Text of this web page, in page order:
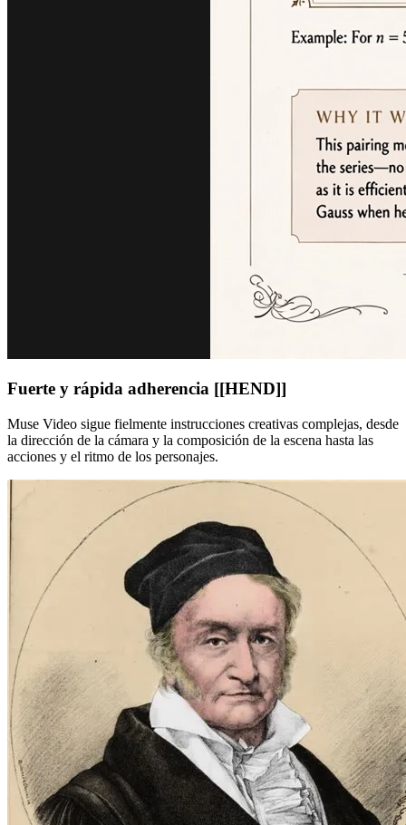
Fuerte y rápida adherencia [[HEND]]
Muse Video sigue fielmente instrucciones creativas complejas, desde
la dirección de la cámara y la composición de la escena hasta las
acciones y el ritmo de los personajes.